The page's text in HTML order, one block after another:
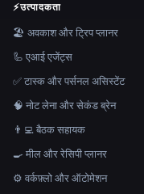
⚡उत्पादकता
🏖 अवकाश और ट्रिप प्लानर
🦾 एआई एजेंट्स
✅ टास्क और पर्सनल असिस्टेंट
🧠 नोट लेना और सेकंड ब्रेन
👨‍💻 बैठक सहायक
🍳 मील और रेसिपी प्लानर
⚙️ वर्कफ़्लो और ऑटोमेशन